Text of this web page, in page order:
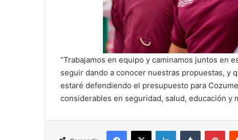
“Trabajamos en equipo y caminamos juntos en
seguir dando a conocer nuestras propuestas, y
estaré defendiendo el presupuesto para
considerables en seguridad, salud, educación y
Facebook
X LinkedInTumblr